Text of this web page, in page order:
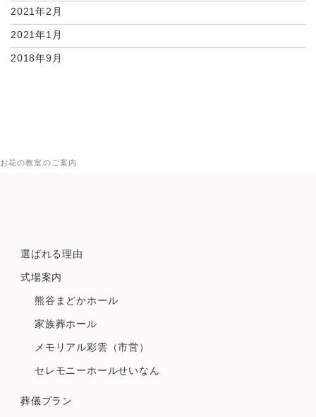
お花の教室のご案内
2021年2月
2021年1月
2018年9月
選ばれる理由
式場案内
熊谷まどかホール
家族葬ホール
メモリアル彩雲（市営）
セレモニーホールせいなん
葬儀プラン